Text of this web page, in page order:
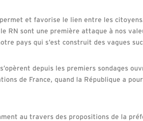
et favorise le lien entre les
RN sont une première attaque à nos
pays qui s’est construit des vagues
depuis les premiers sondages
de France, quand la République a
au travers des propositions de la